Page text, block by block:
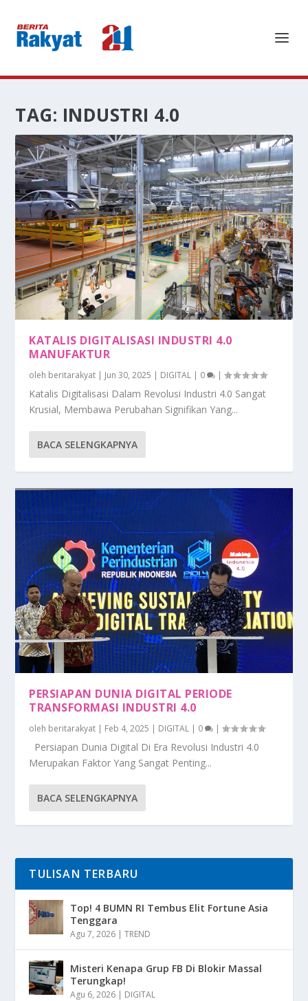
TAG: INDUSTRI 4.0
KATALIS DIGITALISASI INDUSTRI 4.0
MANUFAKTUR
oleh beritarakyat | Jun 30, 2025 | DIGITAL | 0 |
Katalis Digitalisasi Dalam Revolusi Industri 4.0 Sangat
Krusial, Membawa Perubahan Signifikan Yang...
BACA SELENGKAPNYA
PERSIAPAN DUNIA DIGITAL PERIODE
TRANSFORMASI INDUSTRI 4.0
oleh beritarakyat | Feb 4, 2025 | DIGITAL | 0 |
Persiapan Dunia Digital Di Era Revolusi Industri 4.0
Merupakan Faktor Yang Sangat Penting...
BACA SELENGKAPNYA
TULISAN TERBARU
Top! 4 BUMN RI Tembus Elit Fortune Asia
Tenggara
Agu 7, 2026 |TREND
Misteri Kenapa Grup FB Di Blokir Massal
Terungkap!
Agu 6, 2026 | DIGITAL